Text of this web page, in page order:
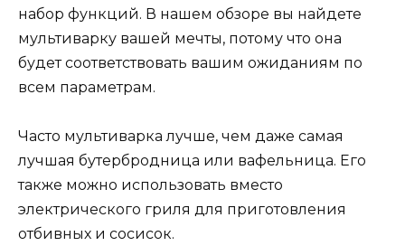
набор функций. В нашем обзоре вы найдете
мультиварку вашей мечты, потому что она
будет соответствовать вашим ожиданиям по
всем параметрам.
Часто мультиварка лучше, чем даже самая
лучшая бутербродница или вафельница. Его
также можно использовать вместо
электрического гриля для приготовления
отбивных и сосисок.